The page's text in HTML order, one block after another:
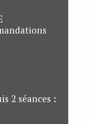
2 séances :